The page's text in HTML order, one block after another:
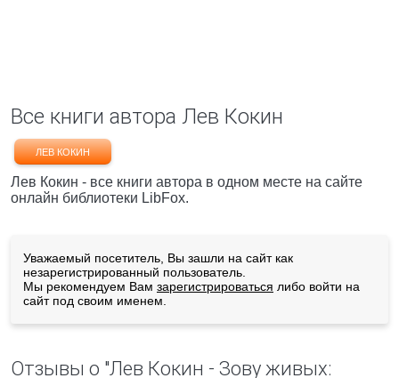
Все книги автора Лев Кокин
ЛЕВ КОКИН
Лев Кокин - все книги автора в одном месте на сайте
онлайн библиотеки LibFox.
Уважаемый посетитель, Вы зашли на сайт как
незарегистрированный пользователь.
Мы рекомендуем Вам зарегистрироваться либо войти на
сайт под своим именем.
Отзывы о "Лев Кокин - Зову живых: